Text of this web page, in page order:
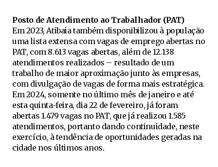
Posto de Atendimento ao Trabalhador (PAT)
Em 2023, Atibaia também disponibilizou à população
uma lista extensa com vagas de emprego abertas no
PAT, com 8.613 vagas abertas, além de 12.138
atendimentos realizados – resultado de um
trabalho de maior aproximação junto às empresas,
com divulgação de vagas de forma mais estratégica.
Em 2024, somente no último mês de janeiro e até
esta quinta-feira, dia 22 de fevereiro, já foram
abertas 1.479 vagas no PAT, que já realizou 1.585
atendimentos, portanto dando continuidade, neste
exercício, à tendência de oportunidades geradas na
cidade nos últimos anos.